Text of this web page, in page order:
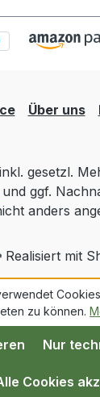
Über uns
gesetzl.
und ggf.
anders
Realisiert mit
zu können.
Nur
Cookies